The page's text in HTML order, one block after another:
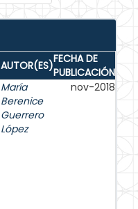
AUTOR(ES)FECHA DE
PUBLICACIÓN
María
Berenice
Guerrero
López
nov-2018